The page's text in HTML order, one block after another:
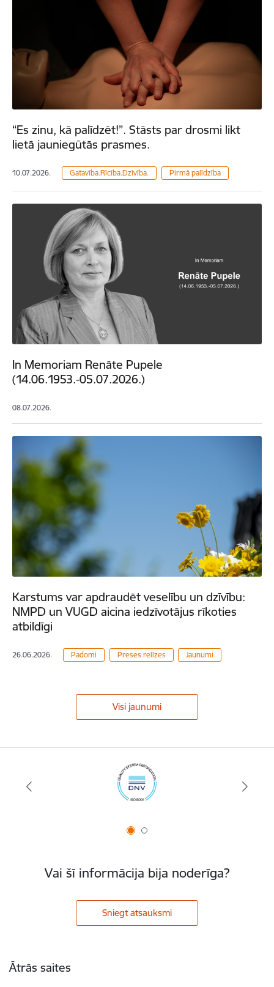
“Es zinu, kā palīdzēt!”. Stāsts par drosmi likt
lietā jauniegūtās prasmes.
10.07.2026. Gatavība.Rīcība.Dzīvība. Pirmā palīdzība
In Memoriam Renāte Pupele
(14.06.1953.-05.07.2026.)
08.07.2026.
Karstums var apdraudēt veselību un dzīvību:
NMPD un VUGD aicina iedzīvotājus rīkoties
atbildīgi
26.06.2026. Padomi Preses relīzes Jaunumi
Visi jaunumi
Vai šī informācija bija noderīga?
Sniegt atsauksmi
Ātrās saites